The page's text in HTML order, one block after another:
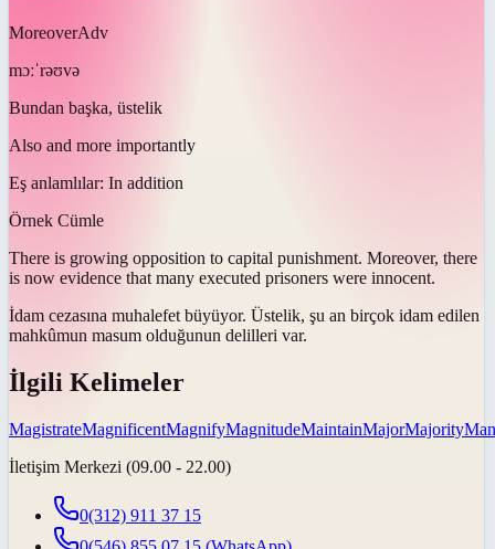
MoreoverAdv
mɔːˈrəʊvə
Bundan başka, üstelik
Also and more importantly
Eş anlamlılar: In addition
Örnek Cümle
There is growing opposition to capital punishment. Moreover, there
is now evidence that many executed prisoners were innocent.
İdam cezasına muhalefet büyüyor. Üstelik, şu an birçok idam edilen
mahkûmun masum olduğunun delilleri var.
İlgili Kelimeler
MagistrateMagnificentMagnifyMagnitudeMaintainMajorMajority
İletişim Merkezi (09.00 - 22.00)
0(312) 911 37 15